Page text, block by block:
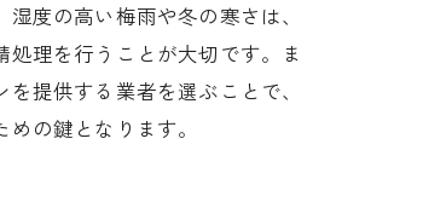
度の高い梅雨や冬の寒さは、
理を行うことが大切です。ま
提供する業者を選ぶことで、
の鍵となります。